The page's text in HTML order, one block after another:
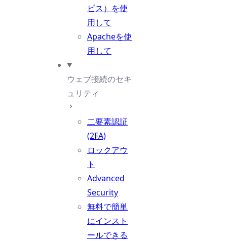
ビス）を使
用して
Apacheを使
用して
ウェブ接続のセキ
ュリティ
二要素認証
(2FA)
ロックアウ
ト
Advanced
Security
無料で簡単
にインスト
ールできる